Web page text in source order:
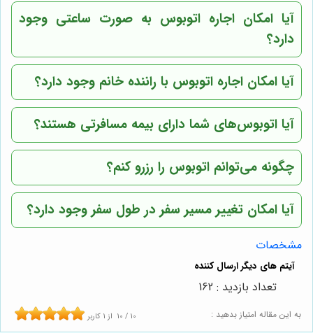
آیا امکان اجاره اتوبوس به صورت ساعتی وجود
دارد؟
آیا امکان اجاره اتوبوس با راننده خانم وجود دارد؟
آیا اتوبوس‌های شما دارای بیمه مسافرتی هستند؟
چگونه می‌توانم اتوبوس را رزرو کنم؟
آیا امکان تغییر مسیر سفر در طول سفر وجود دارد؟
مشخصات
به این مقاله امتیاز بدهید : 10 / 10 از 1 کاربر
تعداد بازدید : 162